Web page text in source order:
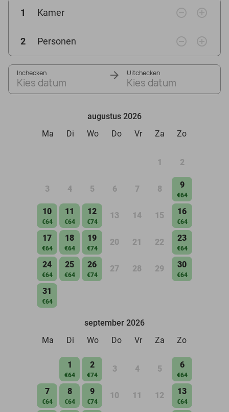
1 Kamer remove_circle_outline add_circle_outline
2 Personen remove_circle_outline add_circle_outline
Inchecken
Kies datum
Uitchecken
Kies datum
augustus 2026
Ma
Di Wo Do Vr Za Zo
1 2
3 4 5 6 7 8 9
€64
10
€64
11
€64
12
€74
13 14 15 16
€64
17
€64
18
€64
19
€74
20 21 22 23
€64
24
€64
25
€64
26
€74
27 28 29 30
€64
31
€64
september 2026
Ma
Di Wo Do Vr Za Zo
1
€64
2
€74
3 4 5 6
€64
7
€64
8
€64
9
€74
10 11 12 13
€64